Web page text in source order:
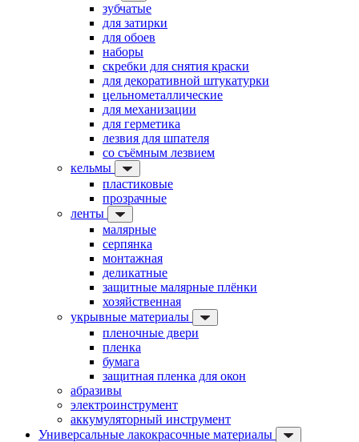
зубчатые
для затирки
для обоев
наборы
скребки для снятия краски
для декоративной штукатурки
цельнометаллические
для механизации
для герметика
лезвия для шпателя
со съёмным лезвием
кельмы
пластиковые
прозрачные
ленты
малярные
серпянка
монтажная
деликатные
защитные малярные плёнки
хозяйственная
укрывные материалы
пленочные двери
пленка
бумага
защитная пленка для окон
абразивы
электроинструмент
аккумуляторный инструмент
Универсальные лакокрасочные материалы